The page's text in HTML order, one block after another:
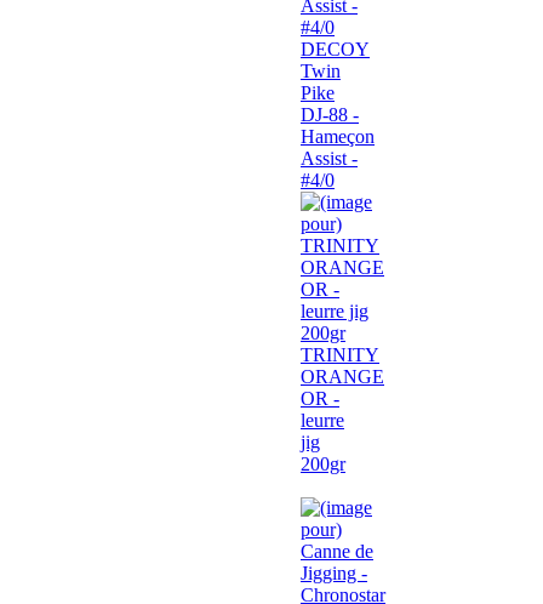
DECOY
Twin
Pike
DJ-88 -
Hameçon
Assist -
#4/0
TRINITY
ORANGE
OR -
leurre
jig
200gr